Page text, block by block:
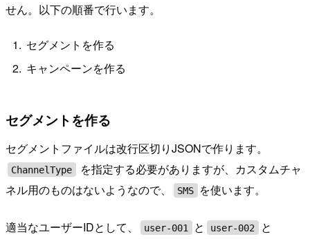
せん。以下の順番で行います。
セグメントを作る
キャンペーンを作る
セグメントを作る
セグメントファイルは改行区切りJSONで作ります。
ChannelType
を指定する必要がありますが、カスタムチャ
ネル用のものはないようなので、
SMS を使います。
適当なユーザーIDとして、 user-001 と user-002 と